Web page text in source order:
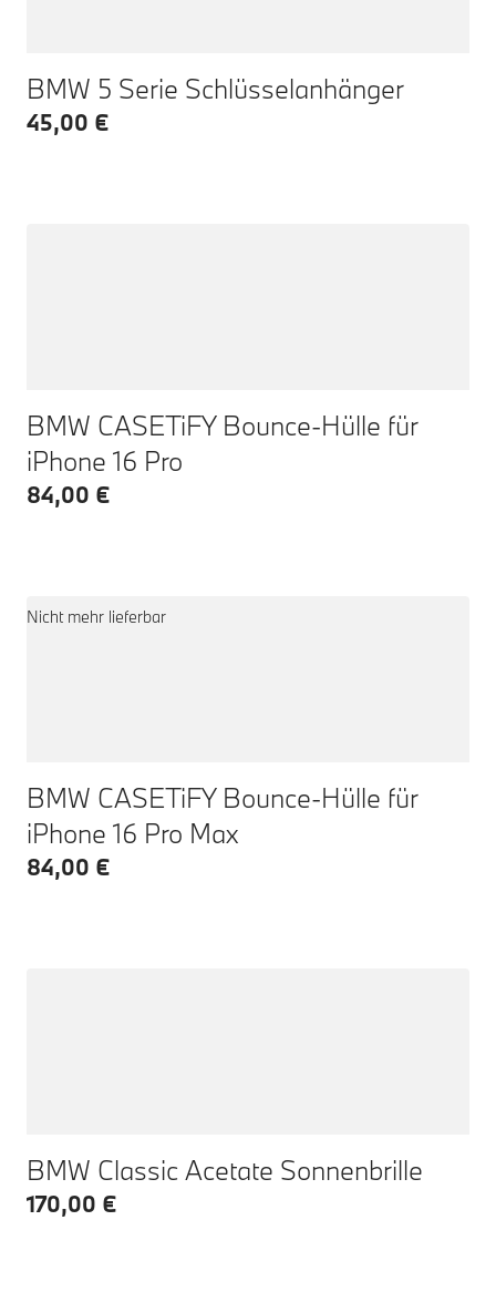
BMW 5 Serie Schlüsselanhänger
45,00 €
BMW CASETiFY Bounce-Hülle für
iPhone 16 Pro
84,00 €
Nicht mehr lieferbar
BMW CASETiFY Bounce-Hülle für
iPhone 16 Pro Max
84,00 €
BMW Classic Acetate Sonnenbrille
170,00 €